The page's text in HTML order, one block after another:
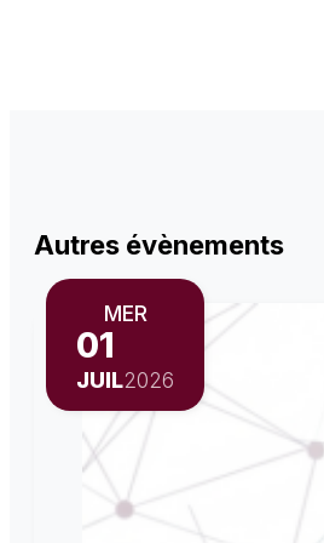
Autres évènements
MER
01
JUIL2026